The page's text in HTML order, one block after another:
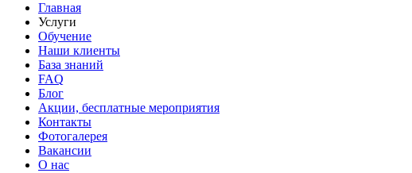
Главная
Услуги
Обучение
Наши клиенты
База знаний
FAQ
Блог
Акции, бесплатные мероприятия
Контакты
Фотогалерея
Вакансии
О нас